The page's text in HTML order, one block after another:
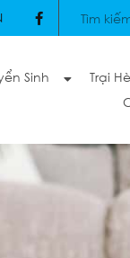
Sinh Trại Hè